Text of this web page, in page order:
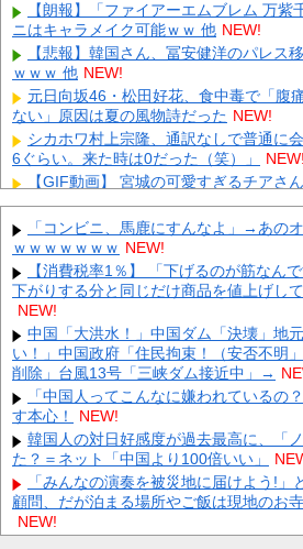
【朗報】「ファイアーエムブレム 万
ニはキャラメイク可能ｗｗ 他 NEW!
【悲報】韓国さん、冨安健洋のパレス
ｗｗｗ 他 NEW!
元日向坂46・松田好花、食中毒で「腹
ない」原因は夏の風物詩だった NEW!
シカホワ村上宗隆、通訳なしで普通に
6ぐらい。来た時は0だった（笑）」
NEW!
【GIF動画】 宮城の可愛すぎるチアさ
NEW!
【にじさんじ】 五木、すべてをメモ帳
フトを布教へ『企画趣旨でもう草生える
【ホロライブ】 これはこれでちょっと
【速報】 NHKの性被害問題、性加害し
NEW!
兄嫁「正月に帰るから、ゲームと、い
ズの準備しとけよ」寝起きの私「知るか
ー！...
NEW!
【動画】 新型のさすまた、限界突破ｗ
【悲報】 有吉、一般人に「ド正論」を
ｗｗｗ NEW!
【画像】 ワイ「アルファードいいなあ
いっ見積もりな！」ワイ「金額おかしく
う... NEW!
Powered by livedoor 相互RSS
「コンビニ、馬鹿にすんなよ」→あの
ｗｗｗｗｗｗｗ NEW!
【消費税率1％】 「下げるのが筋なん
下がりする分と同じだけ商品を値上げし
NEW!
中国「大洪水！」中国ダム「決壊」地
い！」中国政府「住民拘束！（安否不明
削除」台風13号「三峡ダム接近中」→
「中国人ってこんなに嫌われているの
す本心！
NEW!
韓国人の対日好感度が過去最高に、「
た？＝ネット「中国より100倍いい」
「みんなの演奏を被災地に届けよう!
顧問、だが泊まる場所やご飯は現地の
NEW!